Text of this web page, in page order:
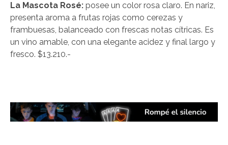
La Mascota Rosé: posee un color rosa claro. En nariz,
presenta aroma a frutas rojas como cerezas y
frambuesas, balanceado con frescas notas cítricas. Es
un vino amable, con una elegante acidez y final largo y
fresco. $13.210.-